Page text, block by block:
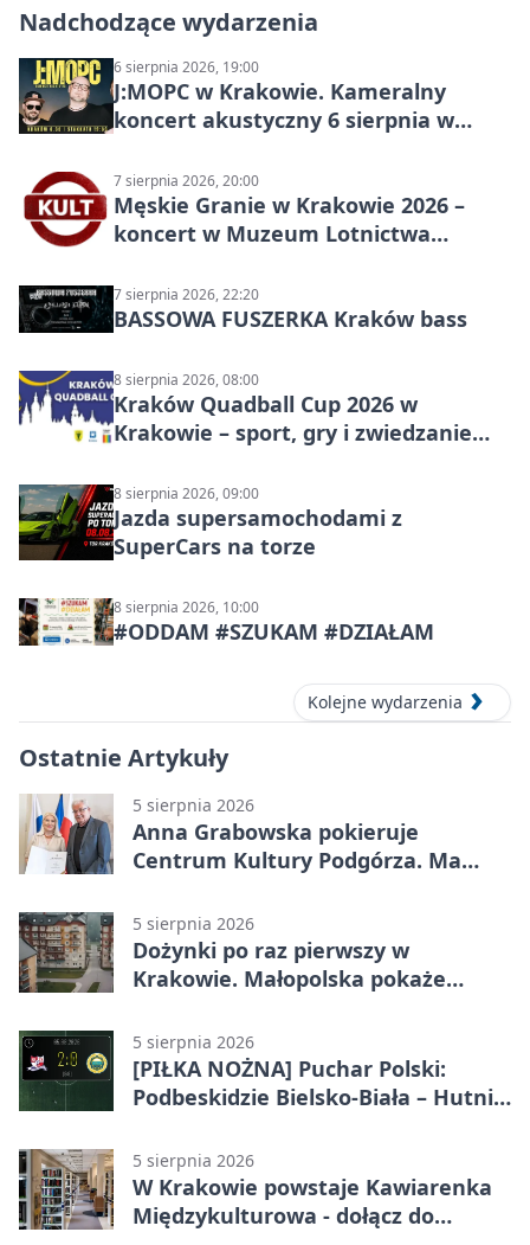
Nadchodzące wydarzenia
6 sierpnia 2026, 19:00
J:МОРС w Krakowie. Kameralny
koncert akustyczny 6 sierpnia w
7 sierpnia 2026, 20:00
Męskie Granie w Krakowie 2026 –
koncert w Muzeum Lotnictwa
7 sierpnia 2026, 22:20
BASSOWA FUSZERKA Kraków bass
8 sierpnia 2026, 08:00
Kraków Quadball Cup 2026 w
Krakowie – sport, gry i zwiedzanie
8 sierpnia 2026, 09:00
Jazda supersamochodami z
SuperCars na torze
8 sierpnia 2026, 10:00
#ODDAM #SZUKAM #DZIAŁAM
Kolejne wydarzenia
Ostatnie Artykuły
5 sierpnia 2026
Anna Grabowska pokieruje
Centrum Kultury Podgórza. Ma
5 sierpnia 2026
Dożynki po raz pierwszy w
Krakowie. Małopolska pokaże
5 sierpnia 2026
[PIŁKA NOŻNA] Puchar Polski:
Podbeskidzie Bielsko-Biała – Hutnik
w Dankowicach
5 sierpnia 2026
W Krakowie powstaje Kawiarenka
Międzykulturowa - dołącz do